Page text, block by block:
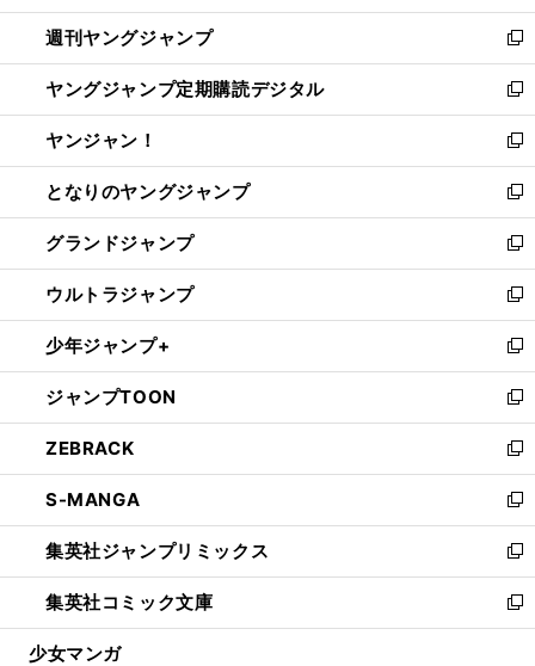
開
く
ウ
で
開
く
ン
ド
ウ
で
開
く
ウ
ィ
ン
ド
ウ
で
開
く
週刊ヤングジャンプ
新
し
い
ウ
ィ
ン
ド
ウ
で
開
く
ヤングジャンプ定期購読デジタル
新
し
い
ウ
ィ
ン
ド
ウ
で
開
く
ヤンジャン！
新
し
い
ウ
ィ
ン
ド
ウ
で
開
く
となりのヤングジャンプ
新
し
い
ウ
ィ
ン
ド
ウ
で
開
く
グランドジャンプ
新
し
い
ウ
ィ
ン
ド
ウ
で
開
く
ウルトラジャンプ
新
し
い
ウ
ィ
ン
ド
ウ
で
開
く
少年ジャンプ+
新
し
い
ウ
ィ
ン
ド
ウ
で
開
く
ジャンプTOON
新
し
い
ウ
ィ
ン
ド
ウ
で
開
ZEBRACK
新
し
い
ウ
ィ
ン
ド
ウ
S-MANGA
新
し
い
ウ
ィ
ン
集英社ジャンプリミックス
新
し
い
ウ
集英社コミック文庫
新
し
少女マンガ